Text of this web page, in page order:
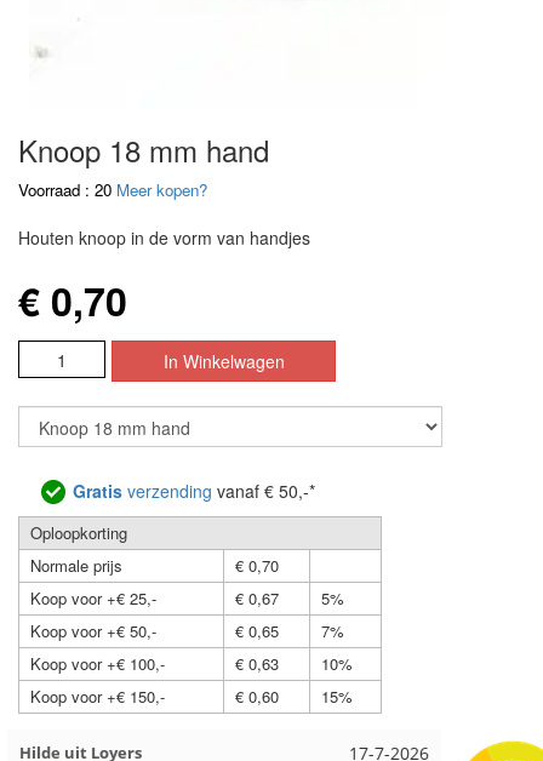
Knoop 18 mm hand
Voorraad : 20 Meer kopen?
Houten knoop in de vorm van handjes
€ 0,70
Gratis verzending vanaf € 50,-*
Oploopkorting
Normale prijs
€ 0,70
Koop voor +€ 25,-
€ 0,67
5%
Koop voor +€ 50,-
€ 0,65
7%
Koop voor +€ 100,-
€ 0,63
10%
Koop voor +€ 150,-
€ 0,60 15%
17-7-2026
Hilde uit Loyers Loes uit